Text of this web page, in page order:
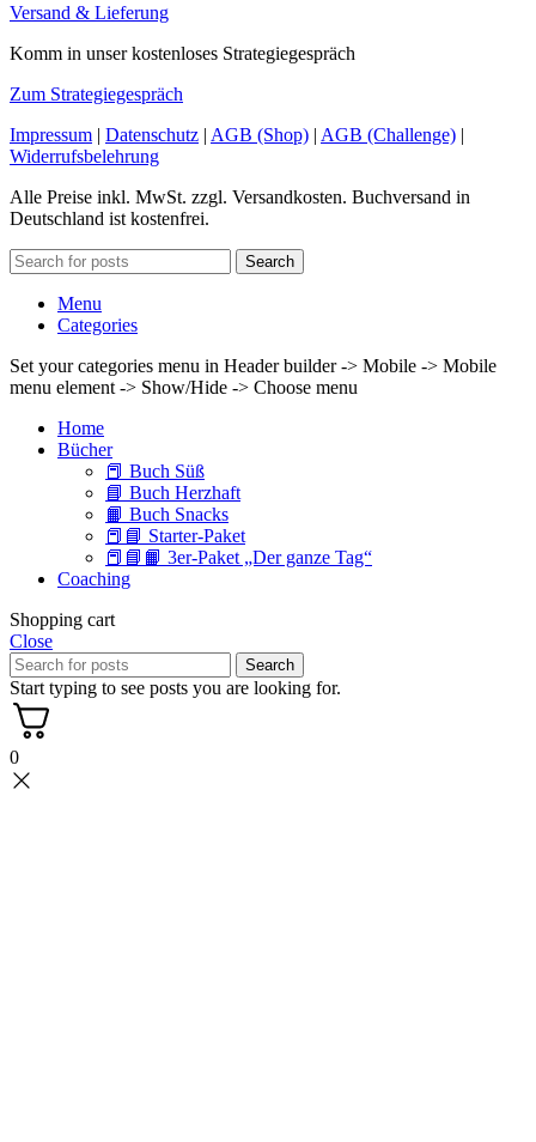
Versand & Lieferung
Komm in unser kostenloses Strategiegespräch
Zum Strategiegespräch
Impressum | Datenschutz | AGB (Shop) | AGB (Challenge) |
Widerrufsbelehrung
Alle Preise inkl. MwSt. zzgl. Versandkosten. Buchversand in
Deutschland ist kostenfrei.
Search
Menu
Categories
Set your categories menu in Header builder -> Mobile -> Mobile
menu element -> Show/Hide -> Choose menu
Home
Bücher
📕 Buch Süß
📘 Buch Herzhaft
📙 Buch Snacks
📕📘 Starter-Paket
📕📘📙 3er-Paket „Der ganze Tag“
Coaching
Shopping cart
Close
Search
Start typing to see posts you are looking for.
0